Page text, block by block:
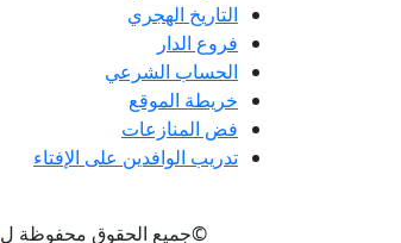
التاريخ الهجري
فروع الدار
الحساب الشرعي
خريطة الموقع
فض المنازعات
تدريب الوافدين على الإفتاء
©جميع الحقوق محفوظة ل